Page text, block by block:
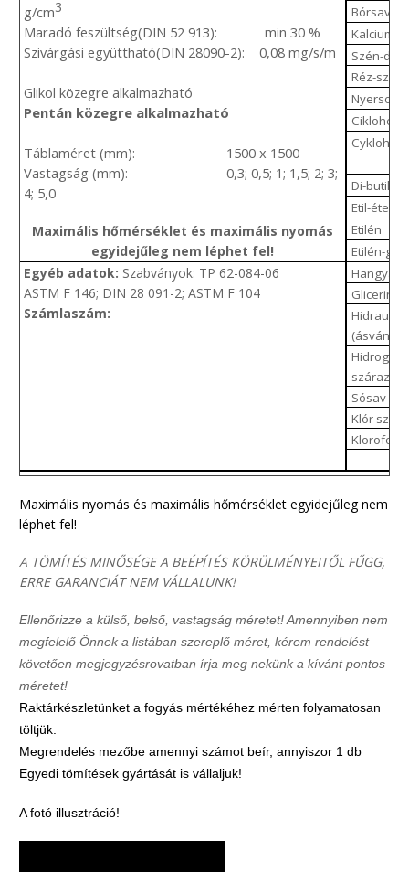
g/cm3
Maradó feszültség(DIN 52 913): min 30 %
Szivárgási együttható(DIN 28090-2): 0,08 mg/s/m
Glikol közegre alkalmazható
Pentán közegre alkalmazható
Táblaméret (mm): 1500 x 1500
Vastagság (mm): 0,3; 0,5; 1; 1,5; 2; 3;
4; 5,0
Maximális hőmérséklet és maximális nyomás
egyidejűleg nem léphet fel!
Bórsav
Kalcium-
Szén-
Réz-
Nyersolaj
Di-butil-
Etil-éter
Etilén
Etilén-
Egyéb adatok: Szabványok: TP 62-084-06
ASTM F 146; DIN 28 091-2; ASTM F 104
Számlaszám:
Glicerin
(ásványi)
száraz
Sósav
Klór
Kloroform
Maximális nyomás és maximális hőmérséklet egyidejűleg nem
léphet fel!
A TÖMÍTÉS MINŐSÉGE A BEÉPÍTÉS KÖRÜLMÉNYEITŐL FŰGG,
ERRE GARANCIÁT NEM VÁLLALUNK!
Ellenőrizze a külső, belső, vastagság méretet! Amennyiben nem
megfelelő Önnek a listában szereplő méret, kérem rendelést
követően megjegyzésrovatban írja meg nekünk a kívánt pontos
méretet!
Raktárkészletünket a fogyás mértékéhez mérten folyamatosan
töltjük.
Megrendelés mezőbe amennyi számot beír, annyiszor 1 db
Egyedi tömítések gyártását is vállaljuk!
A fotó illusztráció!